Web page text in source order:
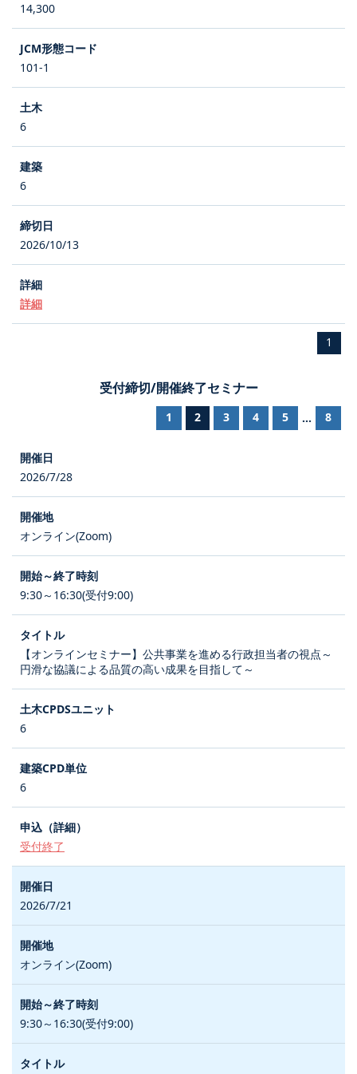
14,300
101-1
6
6
2026/10/13
詳細
1
受付締切/開催終了セミナー
1 2 3 4 5 ... 8
2026/7/28
オンライン(Zoom)
9:30～16:30(受付9:00)
【オンラインセミナー】公共事業を進める行政担当者の視点～
円滑な協議による品質の高い成果を目指して～
6
6
受付終了
2026/7/21
オンライン(Zoom)
9:30～16:30(受付9:00)